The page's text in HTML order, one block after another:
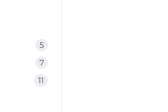
5
7
11